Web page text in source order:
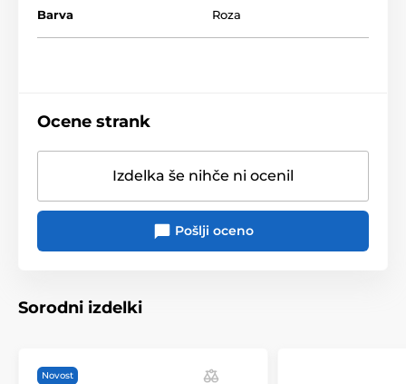
Dodatki
Barva Roza
Ocene strank
Izdelka še nihče ni ocenil
Pošlji oceno
Sorodni izdelki
Novost